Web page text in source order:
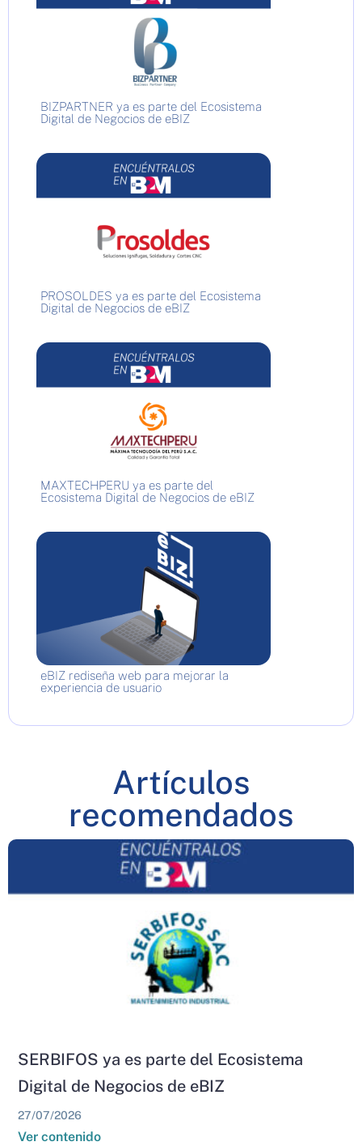
BIZPARTNER ya es parte del Ecosistema
Digital de Negocios de eBIZ
PROSOLDES ya es parte del Ecosistema
Digital de Negocios de eBIZ
MAXTECHPERU ya es parte del
Ecosistema Digital de Negocios de eBIZ
eBIZ rediseña web para mejorar la
experiencia de usuario
Artículos
recomendados
SERBIFOS ya es parte del Ecosistema
Digital de Negocios de eBIZ
27/07/2026
Ver contenido